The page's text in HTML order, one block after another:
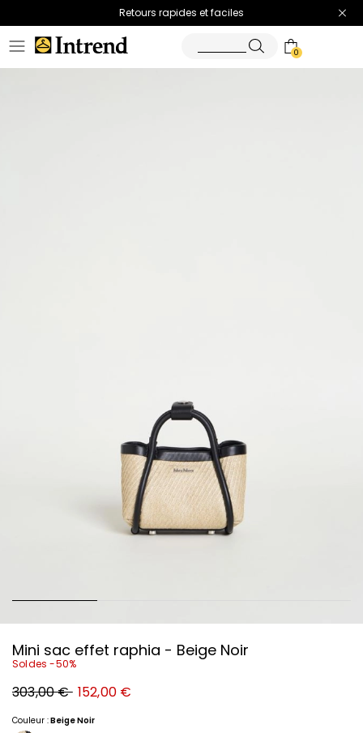
Retours rapides et faciles
0
Mini sac effet raphia - Beige Noir
Soldes -50%
Prix
original
€
303,00 € Nouveau
prix
€
152,00 €
Couleur :Beige Noir